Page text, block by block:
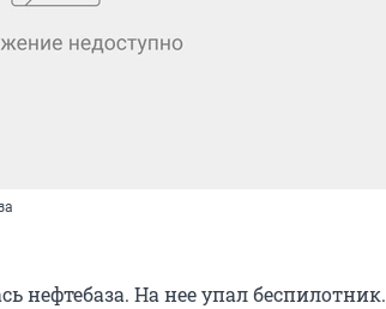
нефтебаза. На нее упал беспилотник.